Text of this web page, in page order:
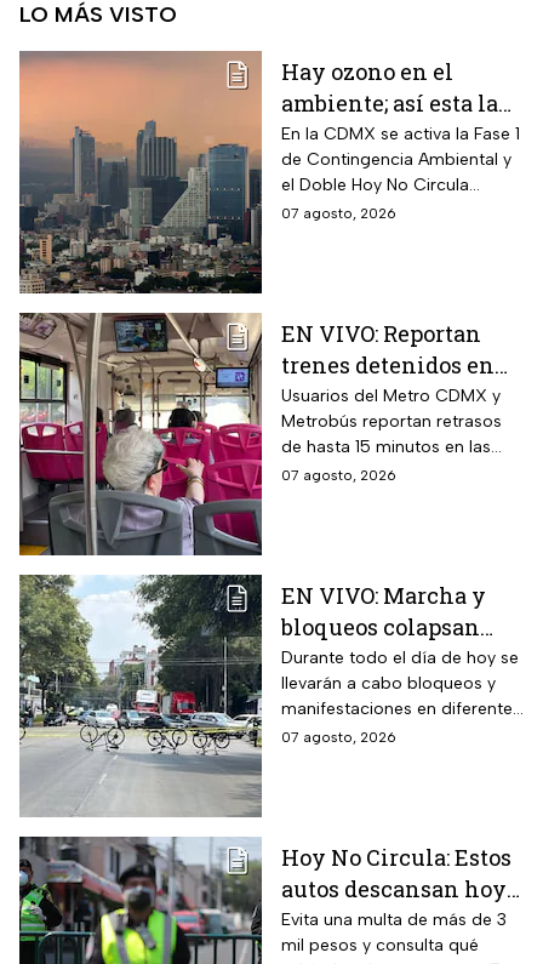
LO MÁS VISTO
Hay ozono en el
ambiente; así esta la
calidad del aire en
CDMX hoy
En la CDMX se activa la Fase 1
de Contingencia Ambiental y
el Doble Hoy No Circula
cuando hay altos índices de
07 agosto, 2026
EN VIVO: Reportan
trenes detenidos en
líneas del Metro
CDMX hoy 7 de agosto;
Metrobús restablece
servicio
Usuarios del Metro CDMX y
Metrobús reportan retrasos
de hasta 15 minutos en las
líneas
07 agosto, 2026
EN VIVO: Marcha y
bloqueos colapsan
calles por cierres en
CDMX hoy
Durante todo el día de hoy se
llevarán a cabo bloqueos y
manifestaciones en diferentes
zonas de la CDMX por lo que
07 agosto, 2026
Hoy No Circula: Estos
autos descansan hoy
viernes 7 de agosto en
CDMX y EDOMEX
Evita una multa de más de 3
mil pesos y consulta qué